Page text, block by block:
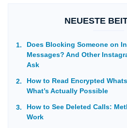
NEUESTE
Does Blocking Someone on
Messages? And Other
Ask
How to Read Encrypted
What’s Actually Possible
How to See Deleted Calls:
Work